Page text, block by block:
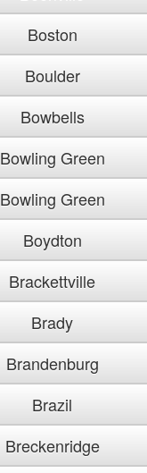
Boston
Boulder
Bowbells
Bowling Green
Bowling Green
Boydton
Brackettville
Brady
Brandenburg
Brazil
Breckenridge